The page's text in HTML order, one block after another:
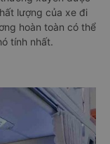
lượng của xe đi
hoàn toàn có thể
tính nhất.